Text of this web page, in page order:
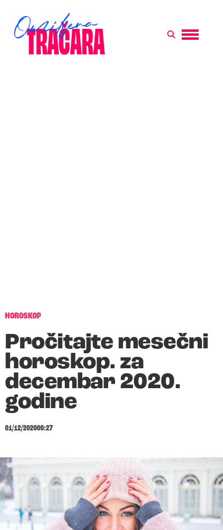
HOROSKOP
Pročitajte mesečni
horoskop. za
decembar 2020.
godine
01/12/202000:27